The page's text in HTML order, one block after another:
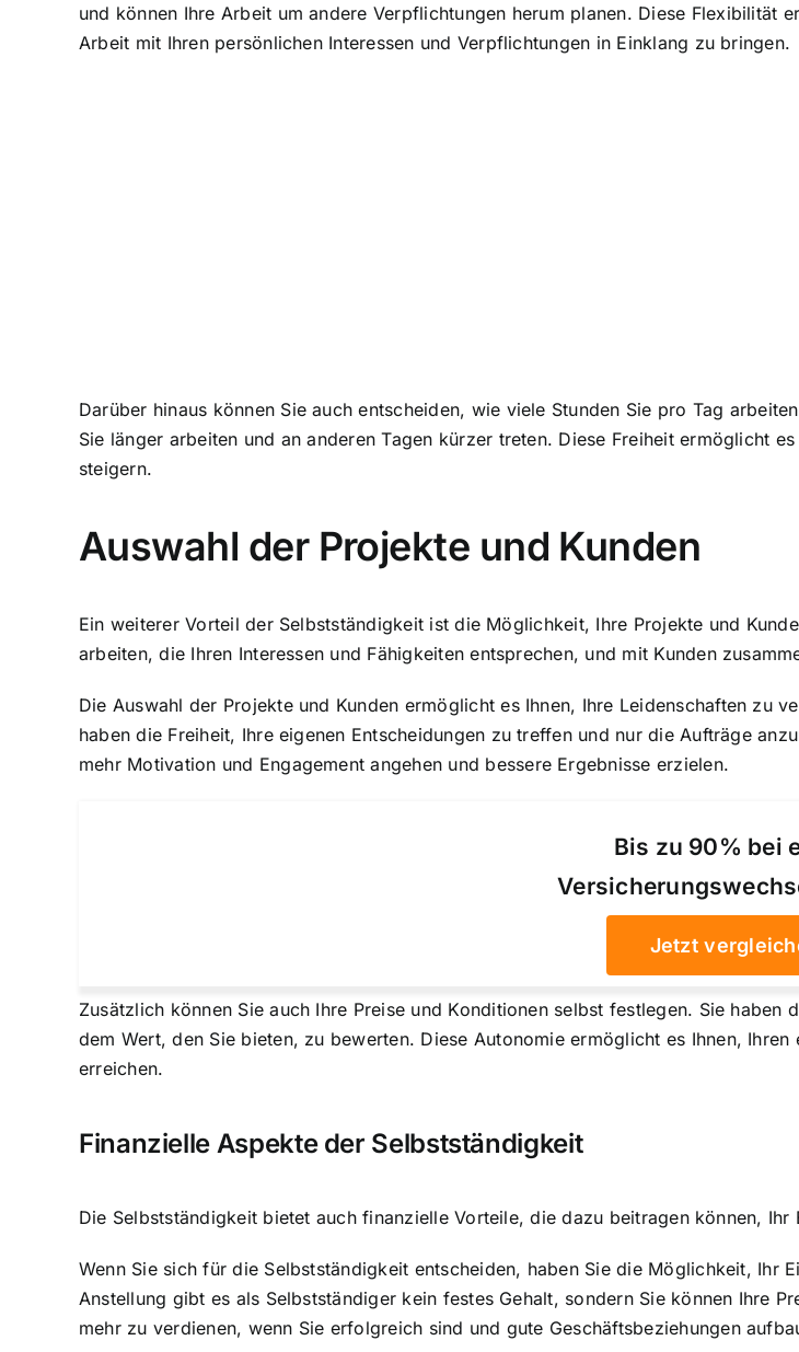
und können Ihre Arbeit um andere Verpflichtungen herum planen. Diese Flexibilität
Arbeit mit Ihren persönlichen Interessen und Verpflichtungen in Einklang zu bringen.
Darüber hinaus können Sie auch entscheiden, wie viele Stunden Sie pro Tag
Sie länger arbeiten und an anderen Tagen kürzer treten. Diese Freiheit ermöglicht
steigern.
Auswahl der Projekte und Kunden
Ein weiterer Vorteil der Selbstständigkeit ist die Möglichkeit, Ihre Projekte und
arbeiten, die Ihren Interessen und Fähigkeiten entsprechen, und mit Kunden
Die Auswahl der Projekte und Kunden ermöglicht es Ihnen, Ihre Leidenschaften zu
haben die Freiheit, Ihre eigenen Entscheidungen zu treffen und nur die Aufträge
mehr Motivation und Engagement angehen und bessere Ergebnisse erzielen.
Bis zu 90% bei
Jetzt
Zusätzlich können Sie auch Ihre Preise und Konditionen selbst festlegen. Sie
dem Wert, den Sie bieten, zu bewerten. Diese Autonomie ermöglicht es Ihnen,
erreichen.
Finanzielle Aspekte der Selbstständigkeit
Die Selbstständigkeit bietet auch finanzielle Vorteile, die dazu beitragen können,
Wenn Sie sich für die Selbstständigkeit entscheiden, haben Sie die Möglichkeit, Ihr
Anstellung gibt es als Selbstständiger kein festes Gehalt, sondern Sie können Ihre
mehr zu verdienen, wenn Sie erfolgreich sind und gute Geschäftsbeziehungen